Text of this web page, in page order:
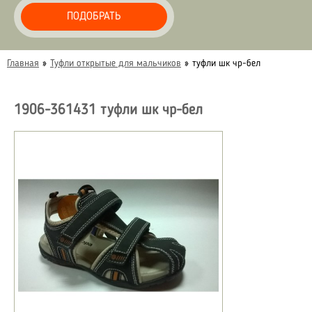
ПОДОБРАТЬ
Главная » Туфли открытые для мальчиков » туфли шк чр-бел
1906-361431 туфли шк чр-бел